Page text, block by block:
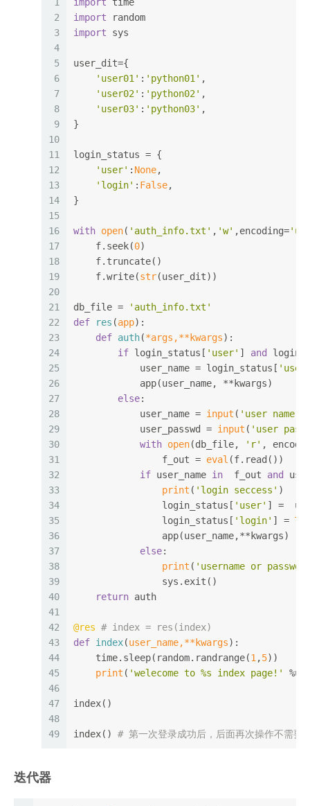
2
3
4
5
6
7
8
9
10
11
12
13
14
15
16
17
18
19
20
21
22
23
24
25
26
27
28
29
30
31
32
33
34
35
36
37
38
39
40
41
42
43
44
45
46
47
48
49
import random
import sys
user_dit={
'user01' : 'python01' ,
'user02' : 'python02' ,
'user03' : 'python03' ,
}
login_status = {
'user' : None,
'login' : False,
}
with open( 'auth_info.txt' , 'w' ,encoding=
    f.seek(
0)
    f.truncate()
    f.write(
str(user_dit))
db_file =
'auth_info.txt'
def
res (app):
def auth(*args,**kwargs):
if login_status[ 'user' ] and
            user_name = login_status[
            app(user_name, **kwargs)
else:
            user_name =
input ( 'user name:
            user_passwd =
input ( 'user
with open(db_file, 'r' ,
                f_out =
eval (f.read())
if user_name in
  f_out
and
print ( 'login seccess' )
                login_status[
'user' ] =
                login_status[
'login' ] =
                app(user_name,**kwargs)
else:
print ( 'username or
                sys.exit()
return auth
@res # index = res(index)
def index(user_name,**kwargs):
    time.sleep(random.randrange(
1 ,5))
print ( 'welecome to %s index page!'
index()
index() # 第一次登录成功后，后面再次操作不需要
迭代器